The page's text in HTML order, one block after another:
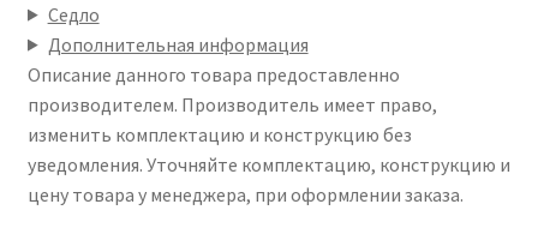
Седло
Дополнительная информация
Описание данного товара предоставленно
производителем. Производитель имеет право,
изменить комплектацию и конструкцию без
уведомления. Уточняйте комплектацию, конструкцию и
цену товара у менеджера, при оформлении заказа.